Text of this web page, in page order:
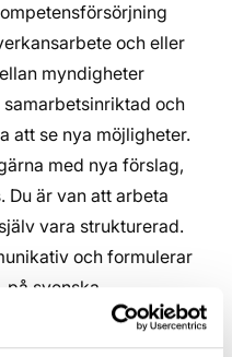
och eller
myndigheter
och
att se nya möjligheter.
med nya förslag,
Du är van att arbeta
vara strukturerad.
och formulerar
svenska.